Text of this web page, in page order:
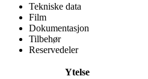
Tekniske data
Film
Dokumentasjon
Tilbehør
Reservedeler
Ytelse